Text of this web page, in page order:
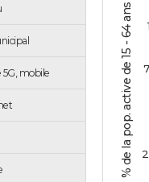
mobile % de la pop. active de 15 - 64 ans